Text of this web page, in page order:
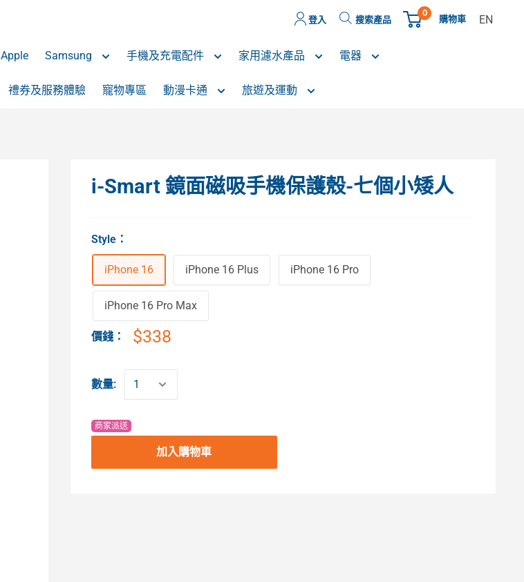
登入 搜索產品
0
購物車 EN
Apple Samsung 手機及充電配件 家用濾水產品 電器
禮券及服務體驗 寵物專區 動漫卡通 旅遊及運動
i-Smart 鏡面磁吸手機保護殼-七個小矮人
Style ：
iPhone 16 iPhone 16 Plus iPhone 16 Pro
iPhone 16 Pro Max
價錢： $338
數量:
商家派送
加入購物車